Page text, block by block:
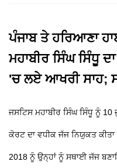
ਪੰਜਾਬ ਤੇ ਹਰਿਆਣਾ
ਮਹਾਬੀਰ ਸਿੰਘ ਸਿੰਧੂ
'ਚ ਲਏ ਆਖਰੀ ਸਾਹ;
ਜਸਟਿਸ ਮਹਾਬੀਰ ਸਿੰਘ ਸਿੰਧੂ ਨੂੰ
ਕੋਰਟ ਦਾ ਵਧੀਕ ਜੱਜ ਨਿਯੁਕਤ
2018 ਨੂੰ ਉਨ੍ਹਾਂ ਨੂੰ ਸਥਾਈ ਜੱਜ